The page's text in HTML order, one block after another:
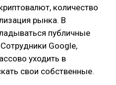
количество
рынка. В
публичные
Google,
уходить в
свои собственные.